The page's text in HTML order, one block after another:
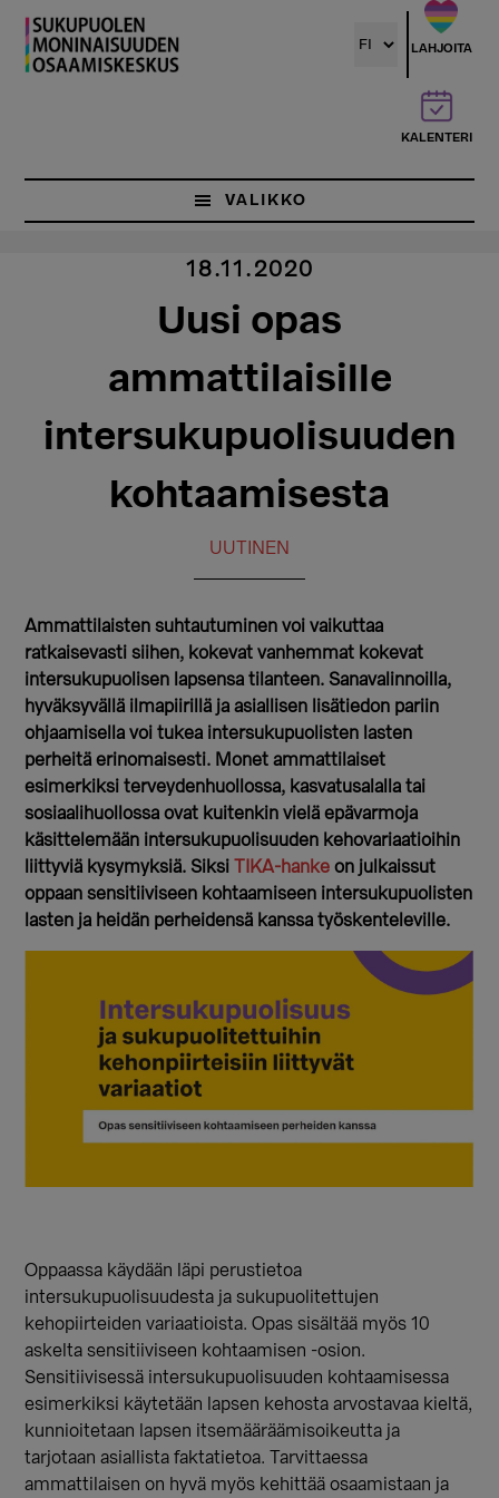
Hyppää
pääsisältöön
LAHJOITA
KALENTERI
VALIKKO
18.11.2020
Uusi opas
ammattilaisille
intersukupuolisuuden
kohtaamisesta
UUTINEN
Ammattilaisten suhtautuminen voi vaikuttaa
ratkaisevasti siihen, kokevat vanhemmat kokevat
intersukupuolisen lapsensa tilanteen. Sanavalinnoilla,
hyväksyvällä ilmapiirillä ja asiallisen lisätiedon pariin
ohjaamisella voi tukea intersukupuolisten lasten
perheitä erinomaisesti. Monet ammattilaiset
esimerkiksi terveydenhuollossa, kasvatusalalla tai
sosiaalihuollossa ovat kuitenkin vielä epävarmoja
käsittelemään intersukupuolisuuden kehovariaatioihin
liittyviä kysymyksiä. Siksi
TIKA-hanke on julkaissut
oppaan sensitiiviseen kohtaamiseen intersukupuolisten
lasten ja heidän perheidensä kanssa työskenteleville.
Oppaassa käydään läpi perustietoa
intersukupuolisuudesta ja sukupuolitettujen
kehopiirteiden variaatioista. Opas sisältää myös 10
askelta sensitiiviseen kohtaamisen -osion.
Sensitiivisessä intersukupuolisuuden kohtaamisessa
esimerkiksi käytetään lapsen kehosta arvostavaa kieltä,
kunnioitetaan lapsen itsemääräämisoikeutta ja
tarjotaan asiallista faktatietoa. Tarvittaessa
ammattilaisen on hyvä myös kehittää osaamistaan ja